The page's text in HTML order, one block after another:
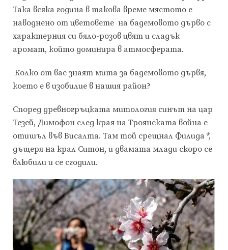
Така всяка година в такова време мястото е
наводнено от цветовете на бадемовото дърво с
характерния си бяло-розов цвят и сладък
аромат, който доминира в атмосферата.
Колко от вас знаят мита за бадемовото дървя,
което е в изобилие в нашия район?
Според древногръцката митология синът на цар
Тезей, Димофон след края на Троянската война е
отишъл във Висалта. Там той срещнал Филида *,
дъщеря на крал Ситон, и двамата млади скоро се
влюбили и се сгодили.